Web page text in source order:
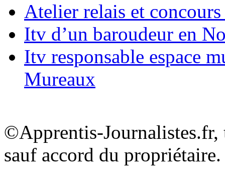
Atelier relais et
Itv d’un baroudeur en
Itv responsable espace
Mureaux
©Apprentis-
sauf accord du propriétaire.